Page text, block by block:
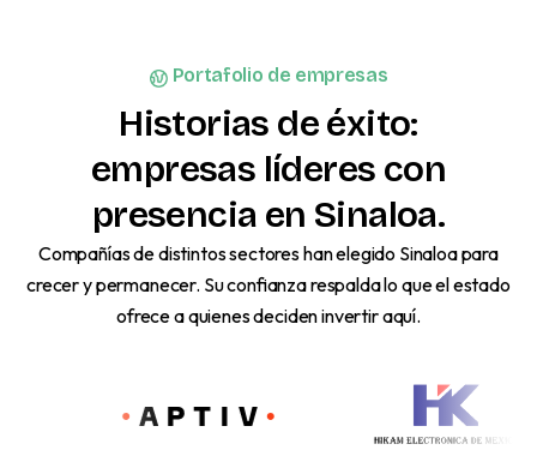
Portafolio de empresas
Historias deéxito:
empresas líderes con
presencia en Sinaloa.
Compañías de distintos sectores han elegido Sinaloa para
crecer y permanecer. Su confianza respalda lo que el estado
ofrece a quienes deciden invertir aquí.